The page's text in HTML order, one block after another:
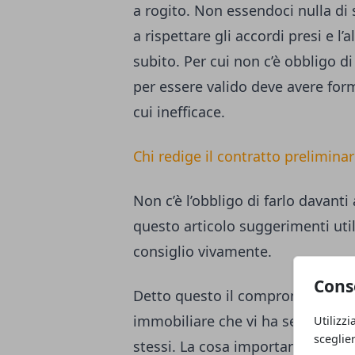
a rogito. Non essendoci nulla
a rispettare gli accordi presi e
subito. Per cui non c’è obbligo
per essere valido deve avere
cui inefficace.
Chi redige il contratto
Non c’è l’obbligo di farlo
questo articolo suggerimenti
consiglio vivamente.
Detto questo il compromesso
immobiliare che vi ha seguito
stessi. La cosa importante è